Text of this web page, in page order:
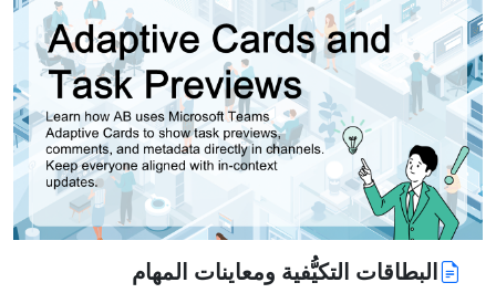
البطاقات التكيُّفية ومعاينات المهام